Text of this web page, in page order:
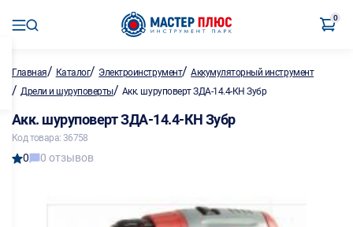
0
Главная/ Каталог/ Электроинструмент/Аккумуляторный инструмент
/ Дрели и шуруповерты/ Акк. шуруповерт ЗДА-14.4-КН Зубр
Акк. шуруповерт ЗДА-14.4-КН Зубр
Код товара: 36758
0 0 отзывов